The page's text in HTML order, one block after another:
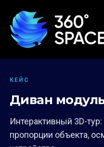
КЕЙС
Диван
Интерактивный 3D-
пропорции объекта,